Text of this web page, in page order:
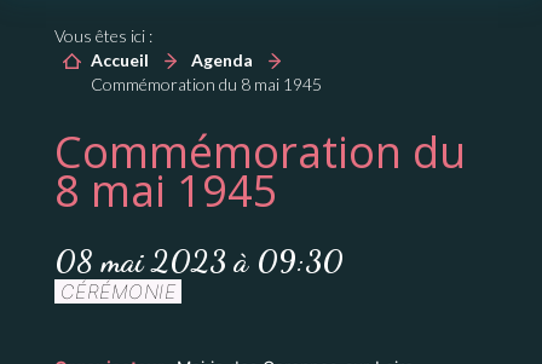
Vous êtes ici :
Accueil
Agenda
Commémoration du 8 mai 1945
Commémoration du
8 mai 1945
08 mai 2023 à 09:30
CÉRÉMONIE